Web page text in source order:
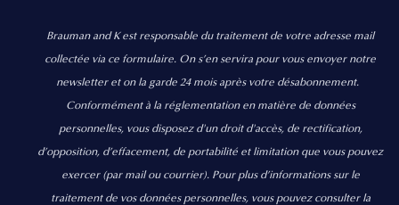
Brauman and K est responsable du traitement de votre adresse mail
collectée via ce formulaire. On s’en servira pour vous envoyer notre
newsletter et on la garde 24 mois après votre désabonnement.
Conformément à la réglementation en matière de données
personnelles, vous disposez d'un droit d'accès, de rectification,
d’opposition, d’effacement, de portabilité et limitation que vous pouvez
exercer (par mail ou courrier). Pour plus d’informations sur le
traitement de vos données personnelles, vous pouvez consulter la